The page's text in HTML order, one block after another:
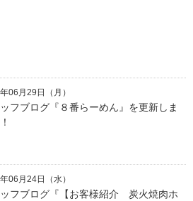
06月29日（月）
フブログ『８番らーめん』を更新しま
06月24日（水）
フブログ『【お客様紹介 炭火焼肉ホ